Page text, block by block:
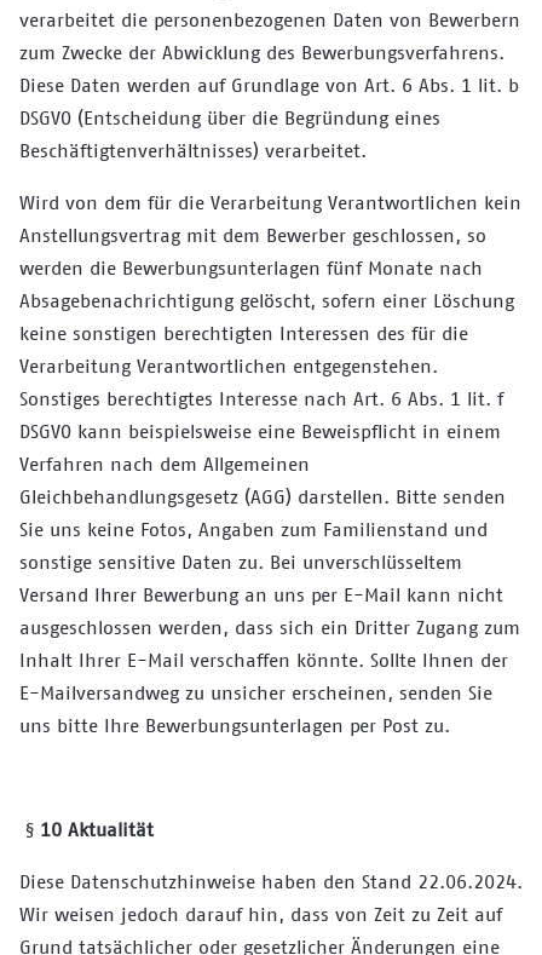
verarbeitet die personenbezogenen Daten von Bewerbern
zum Zwecke der Abwicklung des Bewerbungsverfahrens.
Diese Daten werden auf Grundlage von Art. 6 Abs. 1 lit. b
DSGVO (Entscheidung über die Begründung eines
Beschäftigtenverhältnisses) verarbeitet.
Wird von dem für die Verarbeitung Verantwortlichen kein
Anstellungsvertrag mit dem Bewerber geschlossen, so
werden die Bewerbungsunterlagen fünf Monate nach
Absagebenachrichtigung gelöscht, sofern einer Löschung
keine sonstigen berechtigten Interessen des für die
Verarbeitung Verantwortlichen entgegenstehen.
Sonstiges berechtigtes Interesse nach Art. 6 Abs. 1 lit. f
DSGVO kann beispielsweise eine Beweispflicht in einem
Verfahren nach dem Allgemeinen
Gleichbehandlungsgesetz (AGG) darstellen. Bitte senden
Sie uns keine Fotos, Angaben zum Familienstand und
sonstige sensitive Daten zu. Bei unverschlüsseltem
Versand Ihrer Bewerbung an uns per E-Mail kann nicht
ausgeschlossen werden, dass sich ein Dritter Zugang zum
Inhalt Ihrer E-Mail verschaffen könnte. Sollte Ihnen der
E-Mailversandweg zu unsicher erscheinen, senden Sie
uns bitte Ihre Bewerbungsunterlagen per Post zu.
§ 10 Aktualität
Diese Datenschutzhinweise haben den Stand 22.06.2024.
Wir weisen jedoch darauf hin, dass von Zeit zu Zeit auf
Grund tatsächlicher oder gesetzlicher Änderungen eine